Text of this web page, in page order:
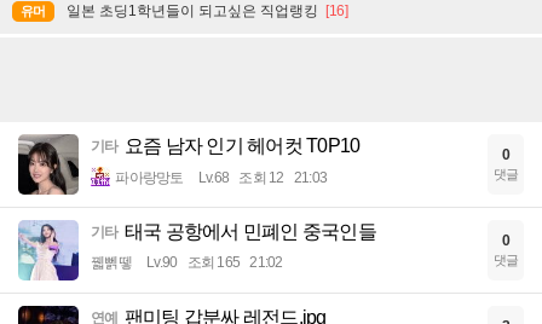
유머 일본 초딩1학년들이 되고싶은 직업랭킹 [16]
기타 요즘 남자 인기 헤어컷 T0P10
파아랑망토 Lv.68 조회 12 21:03
0
댓글
기타 태국 공항에서 민폐인 중국인들
꿻뻵뗗 Lv.90 조회 165 21:02
0
댓글
연예 팬미팅 갑분싸 레전드.jpg